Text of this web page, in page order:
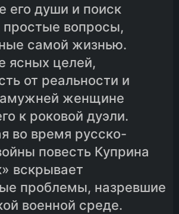
его души и поиск
простые вопросы,
самой жизнью.
ясных целей,
от реальности и
женщине
к роковой дуэли.
во время русско-
повесть Куприна
вскрывает
проблемы, назревшие
военной среде.